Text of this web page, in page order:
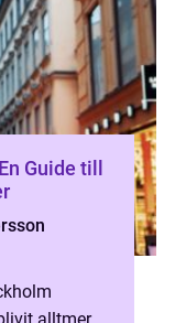
Guide till